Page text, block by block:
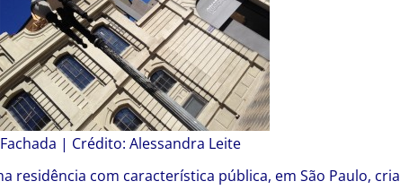
Fachada | Crédito: Alessandra Leite
residência com característica pública, em São Paulo, cria